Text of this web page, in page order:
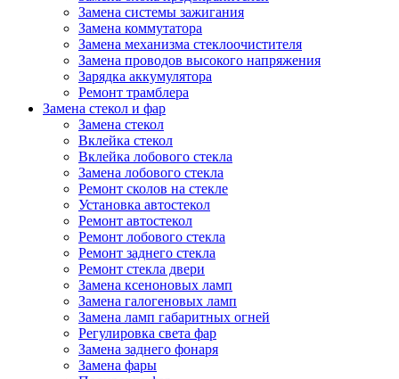
Замена системы зажигания
Замена коммутатора
Замена механизма стеклоочистителя
Замена проводов высокого напряжения
Зарядка аккумулятора
Ремонт трамблера
Замена стекол и фар
Замена стекол
Вклейка стекол
Вклейка лобового стекла
Замена лобового стекла
Ремонт сколов на стекле
Установка автостекол
Ремонт автостекол
Ремонт лобового стекла
Ремонт заднего стекла
Ремонт стекла двери
Замена ксеноновых ламп
Замена галогеновых ламп
Замена ламп габаритных огней
Регулировка света фар
Замена заднего фонаря
Замена фары